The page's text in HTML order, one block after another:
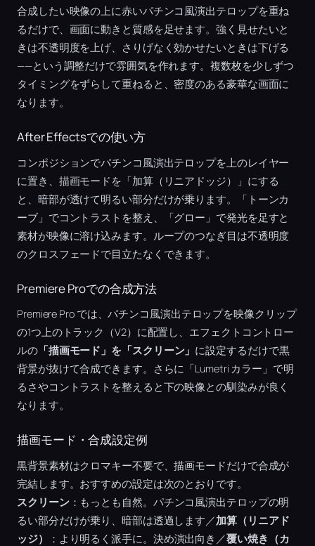
合成したい映像の上に赤いパチンコ風演出テロップを重ね
るだけで、画面に動きと質感を足せます。強く見せたいと
きは不透明度を上げ、さりげなく効かせたいときは下げる
——という調整だけで雰囲気を作れます。複数枚を少しずつ
タイミングをずらして重ねると、密度のある豪華な画面に
なります。
After Effectsでの使い方
コンポジションでパチンコ風演出テロップを上のレイヤー
に置き、描画モードを「加算（リニアドッジ）」にする
と、暗部が透けて明るい部分だけが乗ります。「トーンカ
ーブ」でコントラストを整え、「グロー」で発光を足すと
素材が映像に溶け込みます。ループのつなぎ目は不透明度
のクロスフェードで目立たなくできます。
Premiere Proでの合成方法
Premiere Pro では、パチンコ風演出テロップを映像クリップ
の1つ上のトラック（V2）に配置し、エフェクトコントロー
ルの「描画モード」を「スクリーン」 に設定するだけで黒
背景が抜けて合成できます。さらに「Lumetri カラー」で明
るさやコントラストを整えると下の映像との馴染みが良く
なります。
描画モード・合成設定例
黒背景素材はクロマキー不要で、描画モードだけで合成が
完結します。おすすめの設定は次のとおりです。
スクリーン：もっとも自然。パチンコ風演出テロップの明
るい部分だけが乗り、暗部は透過します／加算（リニアド
ッジ）
：より明るく派手に。決め演出向き／覆い焼き（カ